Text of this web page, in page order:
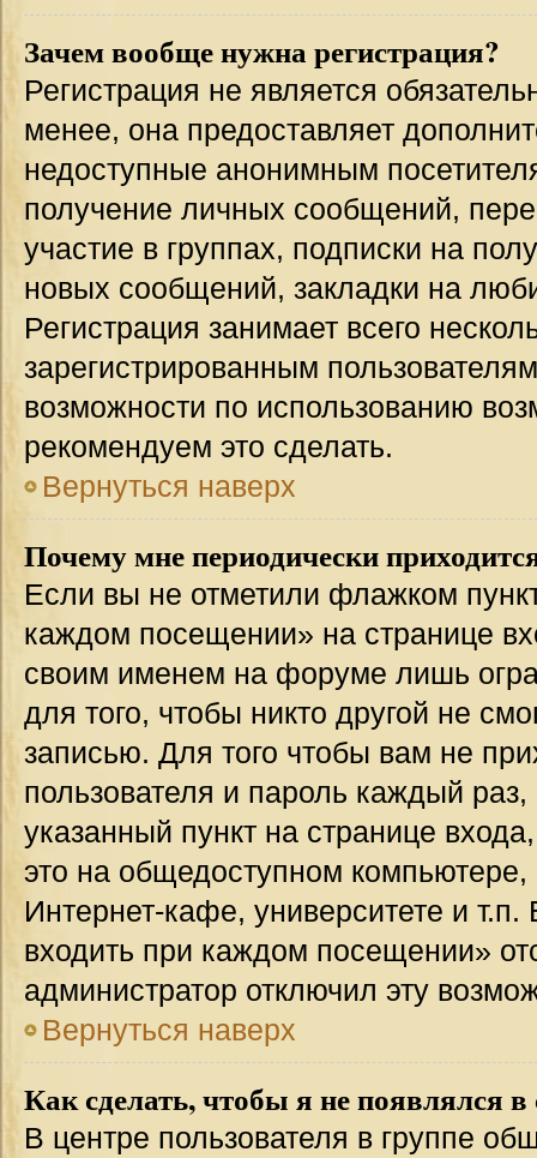
Зачем вообще нужна регистрация?
Регистрация не является
менее, она предоставляет
недоступные анонимным
получение личных сообщений,
участие в группах, подписки на
новых сообщений, закладки на
Регистрация занимает всего
зарегистрированным
возможности по использованию
рекомендуем это сделать.
Вернуться наверх
Почему мне периодически
Если вы не отметили флажком
каждом посещении» на странице
своим именем на форуме лишь
для того, чтобы никто другой не
записью. Для того чтобы вам не
пользователя и пароль каждый
указанный пункт на странице
это на общедоступном
Интернет-кафе, университете и т.п.
входить при каждом посещении»
администратор отключил эту
Вернуться наверх
Как сделать, чтобы я не появлялся
В центре пользователя в группе